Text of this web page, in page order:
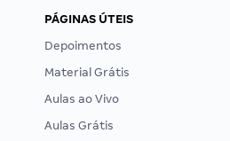
PÁGINAS ÚTEIS
Depoimentos
Material Grátis
Aulas ao Vivo
Aulas Grátis